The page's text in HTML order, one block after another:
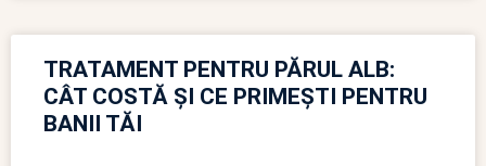
TRATAMENT PENTRU PĂRUL ALB:
CÂT COSTĂ ȘI CE PRIMEȘTI PENTRU
BANII TĂI